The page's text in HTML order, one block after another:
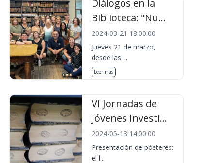
Diálogos en la
Biblioteca: "Nu...
2024-03-21 18:00:00
Jueves 21 de marzo,
desde las ...
Leer más
VI Jornadas de
Jóvenes Investi...
2024-05-13 14:00:00
Presentación de pósteres:
el l...